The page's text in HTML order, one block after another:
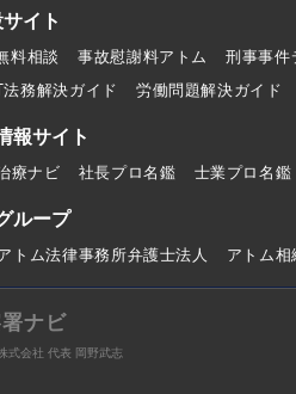
イト
料相談 事故慰謝料アトム 刑事事件
務解決ガイド 労働問題解決ガイド
報サイト
療ナビ 社長プロ名鑑 士業プロ名鑑
ループ
トム法律事務所弁護士法人 アトム
ナビ
式会社 代表 岡野武志